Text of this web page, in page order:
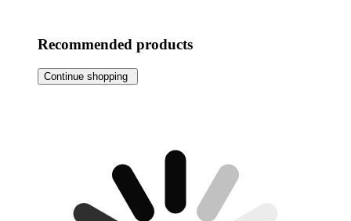
Recommended products
Continue shopping